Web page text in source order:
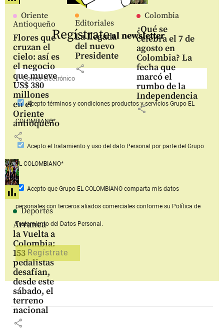
Oriente
Antioqueño
Flores que
cruzan el
cielo: así es
el negocio
que mueve
US$ 380
millones
en el
Oriente
antioqueño
share
Editoriales
La llegada
del nuevo
Presidente
share
Colombia
¿Qué se
celebra el 7 de
agosto en
Colombia? La
fecha que
marcó el
rumbo de la
Independencia
share
Deportes
Arranca
la Vuelta a
Colombia:
153
pedalistas
desafían,
desde este
sábado, el
terreno
nacional
share
Regístrateal newsletter
Aceptotérminos y condiciones productos y serviciosGrupo EL
COLOMBIANO*
Acepto el tratamiento y uso del dato Personal por parte del Grupo
EL COLOMBIANO*
Acepto que Grupo EL COLOMBIANOcomparta mis datos
personales con terceros aliados comerciales conforme su Política de
Tratamiento del Datos Personal.